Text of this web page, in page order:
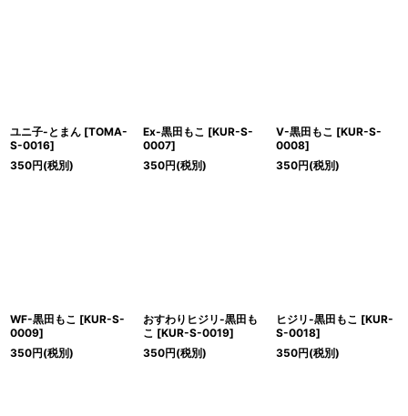
ユニ子-とまん [TOMA-
S-0016]
350円(税別)
Ex-黒田もこ [KUR-S-
0007]
350円(税別)
V-黒田もこ [KUR-S-
0008]
350円(税別)
WF-黒田もこ [KUR-S-
0009]
350円(税別)
おすわりヒジリ-黒田も
こ [KUR-S-0019]
350円(税別)
ヒジリ-黒田もこ [KUR-
S-0018]
350円(税別)